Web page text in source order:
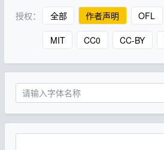
授权： 全部 作者声明 OFL
MIT CC0 CC-BY